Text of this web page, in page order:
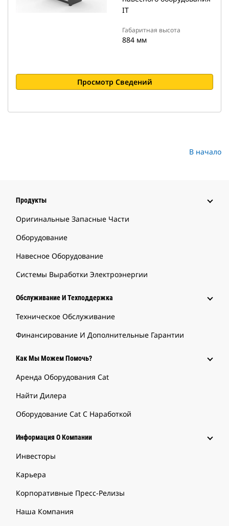
IT
Габаритная высота
884 мм
Просмотр Сведений
В начало
Продукты
Оригинальные Запасные Части
Оборудование
Навесное Оборудование
Системы Выработки Электроэнергии
Обслуживание И Техподдержка
Техническое Обслуживание
Финансирование И Дополнительные Гарантии
Как Мы Можем Помочь?
Аренда Оборудования Cat
Найти Дилера
Оборудование Cat С Наработкой
Информация О Компании
Инвесторы
Карьера
Корпоративные Пресс-Релизы
Наша Компания